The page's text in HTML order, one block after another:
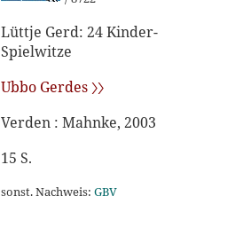
Lüttje Gerd: 24 Kinder-
Spielwitze
Ubbo Gerdes 〉〉
Verden : Mahnke, 2003
15 S.
sonst. Nachweis: GBV